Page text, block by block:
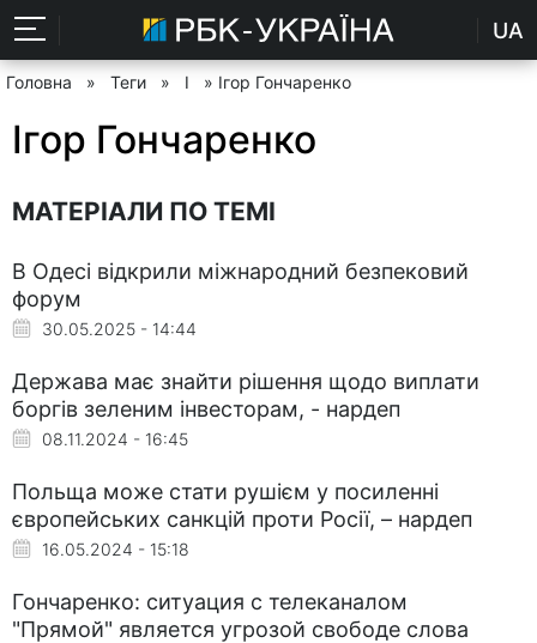
UA
Головна » Теги » І » Ігор Гончаренко
Ігор Гончаренко
МАТЕРІАЛИ ПО ТЕМІ
В Одесі відкрили міжнародний безпековий
форум
30.05.2025 - 14:44
Держава має знайти рішення щодо виплати
боргів зеленим інвесторам, - нардеп
08.11.2024 - 16:45
Польща може стати рушієм у посиленні
європейських санкцій проти Росії, – нардеп
16.05.2024 - 15:18
Гончаренко: ситуация с телеканалом
"Прямой" является угрозой свободе слова